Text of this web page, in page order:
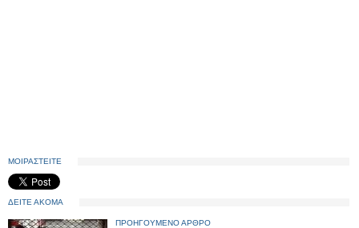
ΜΟΙΡΑΣΤΕΙΤΕ
ΔΕΙΤΕ ΑΚΟΜΑ
ΠΡΟΗΓΟΥΜΕΝΟ ΑΡΘΡΟ